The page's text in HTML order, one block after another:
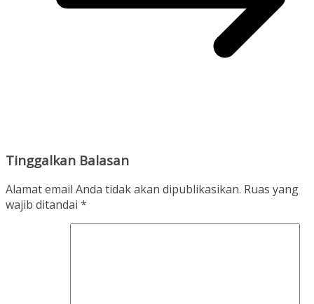
Tinggalkan Balasan
Alamat email Anda tidak akan dipublikasikan. Ruas yang
wajib ditandai *